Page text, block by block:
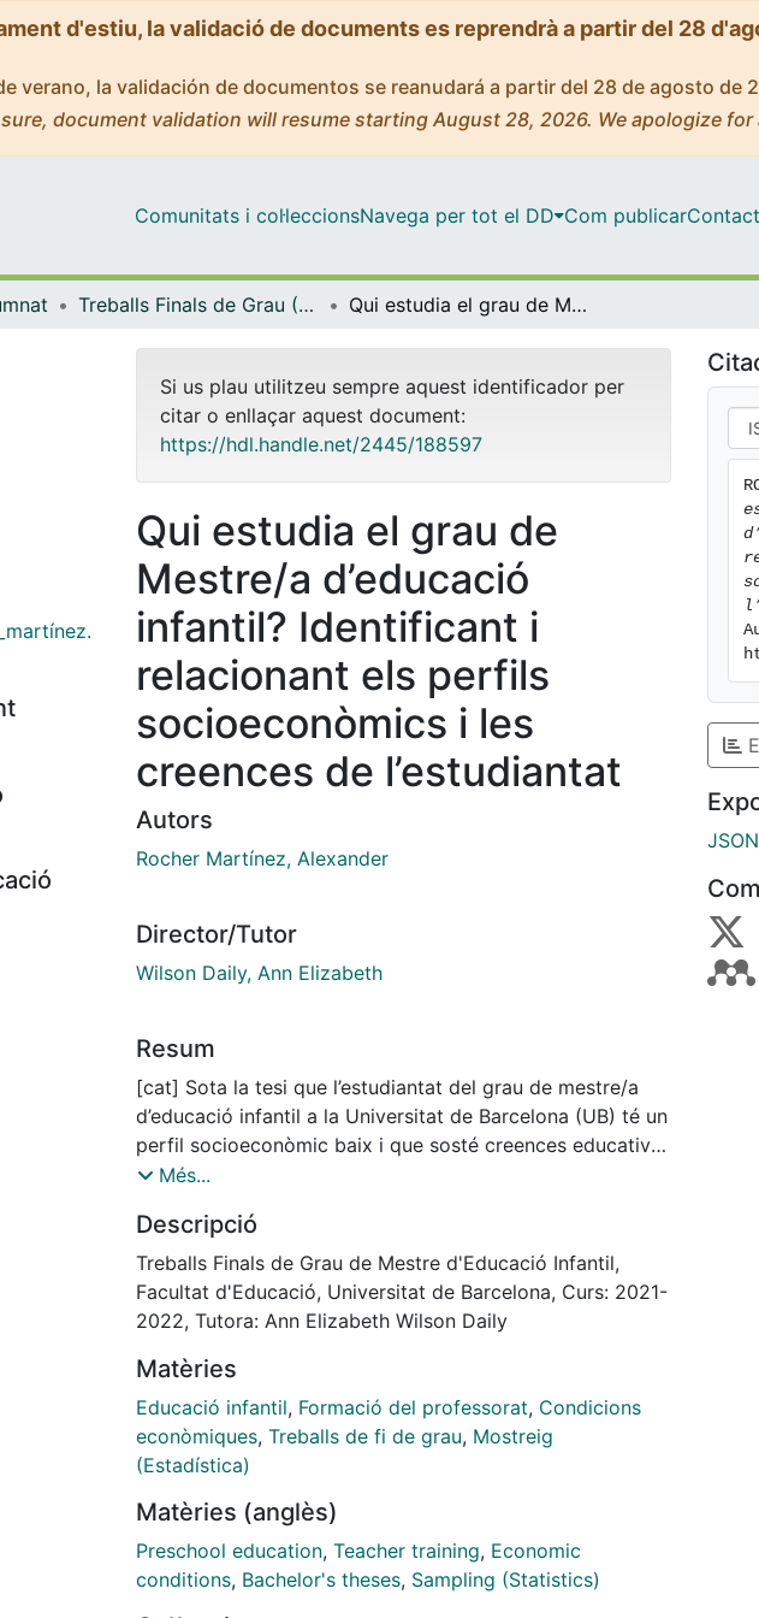
d'estiu, la validació de documents es reprendrà a partir del 28
verano, la validación de documentos se reanudará a partir del 28 de agosto de
document validation will resume starting August 28, 2026. We apologize for
Comunitats i col·leccionsNavega per tot el DD Com publicar
Treballs Finals de Grau (TFG) - Mestre d'Educació Infantil Qui estudia el grau de Mestre/a d’educació infantil? Identificant i relacionant els perfils socioeconòmics i les creences de l’estudiantat
Si us plau utilitzeu sempre aquest identificador per
citar o enllaçar aquest document:
https://hdl.handle.net/2445/188597
Qui estudia el grau de
Mestre/a d’educació
infantil? Identificant i
relacionant els perfils
socioeconòmics i les
creences de l’estudiantat
Autors
Rocher Martínez, Alexander
Director/Tutor
Wilson Daily, Ann Elizabeth
Resum
[cat] Sota la tesi que l’estudiantat del grau de mestre/a
d’educació infantil a la Universitat de Barcelona (UB) té un
perfil socioeconòmic baix i que sosté creences educatives
inapropiades, el present treball es proposa identificar les
socioeconòmic condiciona les mencionades creences. Per
a aquest propòsit, es condueix un estudi transversal i
quantitatiu que utilitza una enquesta com a instrument de
recollida de dades. L’anàlisi consta de descripcions
programa informàtic SPSS per a comprovar la possible
significativitat entre els perfils socioeconòmics i les
creences. Els resultats assenyalen un perfil socioeconòmic
baix, unes creences majoritàriament apropiades i una
resultats permeten profunditzar en les necessitats de
l’estudiantat de mestre/a d’educació infantil, alhora que
suposen una primera i petita aproximació als estudis que
Més...
Descripció
Treballs Finals de Grau de Mestre d'Educació Infantil,
Facultat d'Educació, Universitat de Barcelona, Curs: 2021-
2022, Tutora: Ann Elizabeth Wilson Daily
Matèries
Educació infantil, Formació del professorat, Condicions
econòmiques, Treballs de fi de grau, Mostreig
(Estadística)
Matèries (anglès)
Preschool education, Teacher training, Economic
conditions, Bachelor's theses, Sampling (Statistics)
JSON